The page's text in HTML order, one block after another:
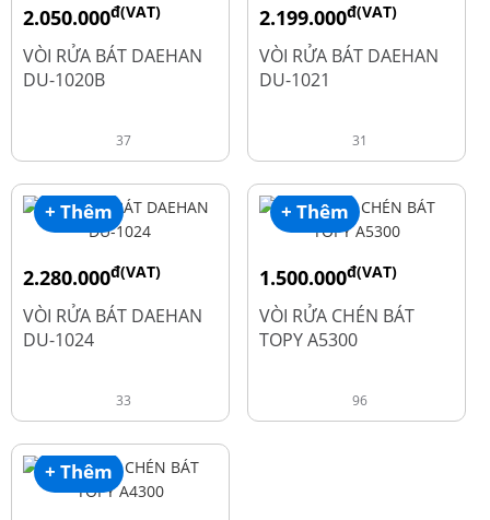
2.050.000đ(VAT)
2.600.000
VÒI RỬA BÁT DAEHAN
DU-1020B
37
2.199.000đ(VAT)
2.900.000
VÒI RỬA BÁT DAEHAN
DU-1021
31
+ Thêm
2.280.000đ(VAT)
2.600.000
VÒI RỬA BÁT DAEHAN
DU-1024
33
+ Thêm
1.500.000đ(VAT)
1.990.000
VÒI RỬA CHÉN BÁT
TOPY A5300
96
+ Thêm